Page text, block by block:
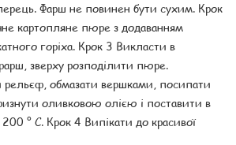
Фарш не повинен бути сухим. Крок
картопляне пюре з додаванням
горіха. Крок 3 Викласти в
зверху розподілити пюре.
обмазати вершками, посипати
оливковою олією і поставити в
200 ° С. Крок 4 Випікати до красивої